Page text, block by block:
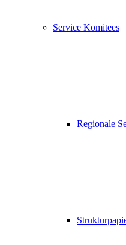
Service Komitees
Regionale